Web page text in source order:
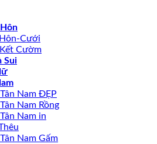
Cưới
Cườm
Sui
Nam ĐẸP
Nam Rồng
Nam in
Nam Gấm